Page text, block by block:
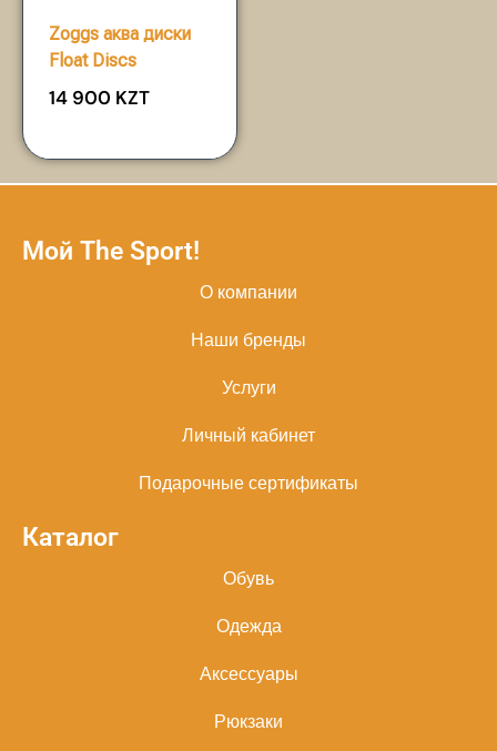
Zoggs аква диски
Float Discs
14 900 KZT
Мой The Sport!
О компании
Наши бренды
Услуги
Личный кабинет
Подарочные сертификаты
Каталог
Обувь
Одежда
Аксессуары
Рюкзаки